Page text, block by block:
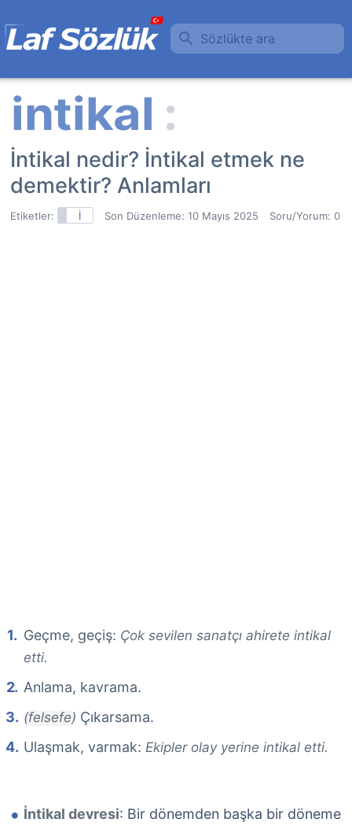
Sözlükte ara
İntikal nedir? İntikal etmek ne
demektir? Anlamları
Etiketler: İ Son Düzenleme: 10 Mayıs 2025 Soru/Yorum: 0
Geçme, geçiş: Çok sevilen sanatçı ahirete intikal
etti.
Anlama, kavrama.
(felsefe) Çıkarsama.
Ulaşmak, varmak: Ekipler olay yerine intikal etti.
İntikal devresi: Bir dönemden başka bir döneme